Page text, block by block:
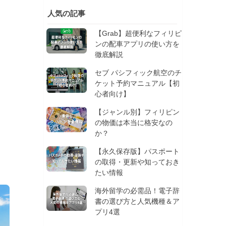
人気の記事
【Grab】超便利なフィリピ
ンの配車アプリの使い方を
徹底解説
セブ パシフィック航空のチ
ケット予約マニュアル【初
心者向け】
【ジャンル別】フィリピン
の物価は本当に格安なの
か？
【永久保存版】パスポート
の取得・更新や知っておき
たい情報
海外留学の必需品！電子辞
書の選び方と人気機種＆ア
プリ4選